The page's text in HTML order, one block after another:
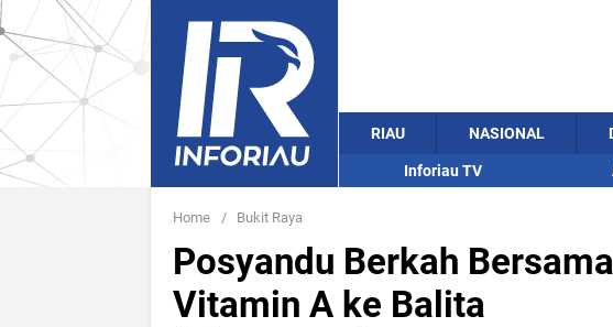
RIAU NASIONAL
Inforiau TV
Home / Bukit Raya
Posyandu Berkah
Vitamin A ke Balita